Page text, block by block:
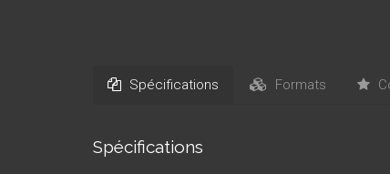
Spécifications Formats
Spécifications